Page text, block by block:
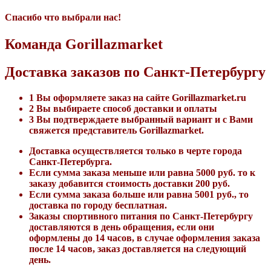
Спасибо что выбрали нас!
Команда Gorillazmarket
Доставка заказов по Санкт-Петербургу
1 Вы оформляете заказ на сайте Gorillazmarket.ru
2 Вы выбираете способ доставки и оплаты
3 Вы подтверждаете выбранный вариант и с Вами
свяжется представитель Gorillazmarket.
Доставка осуществляется только в черте города
Санкт-Петербурга.
Если сумма заказа меньше или равна 5000 руб. то к
заказу добавится стоимость доставки 200 руб.
Если сумма заказа больше или равна 5001 руб., то
доставка по городу бесплатная.
Заказы спортивного питания по Санкт-Петербургу
доставляются в день обращения, если они
оформлены до 14 часов, в случае оформления заказа
после 14 часов, заказ доставляется на следующий
день.